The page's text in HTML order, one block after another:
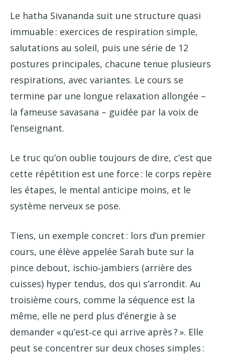
Le hatha Sivananda suit une structure quasi
immuable : exercices de respiration simple,
salutations au soleil, puis une série de 12
postures principales, chacune tenue plusieurs
respirations, avec variantes. Le cours se
termine par une longue relaxation allongée –
la fameuse savasana – guidée par la voix de
l’enseignant.
Le truc qu’on oublie toujours de dire, c’est que
cette répétition est une force : le corps repère
les étapes, le mental anticipe moins, et le
système nerveux se pose.
Tiens, un exemple concret : lors d’un premier
cours, une élève appelée Sarah bute sur la
pince debout, ischio‑jambiers (arrière des
cuisses) hyper tendus, dos qui s’arrondit. Au
troisième cours, comme la séquence est la
même, elle ne perd plus d’énergie à se
demander « qu’est‑ce qui arrive après ? ». Elle
peut se concentrer sur deux choses simples :